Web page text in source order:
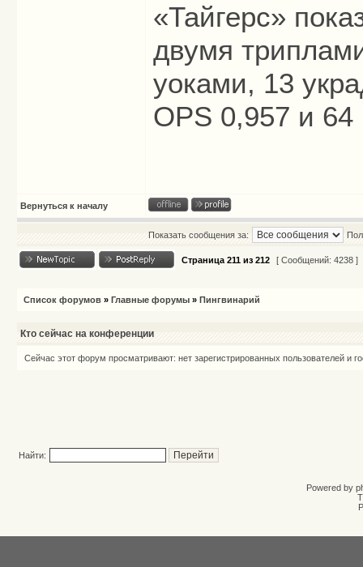
«Тайгерс»
двумя
уоками, 13
OPS 0,957 и
Вернуться к началу
Показать сообщения за:
Страница 211 из 212 [ Сообщений: 4238 ]
Список форумов » Главные форумы » Пингвинарий
Кто сейчас на конференции
Сейчас этот форум просматривают: нет зарегистрированных пользователей и
Найти:
Powered by